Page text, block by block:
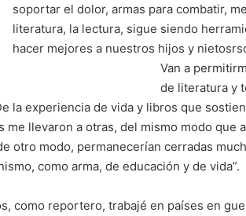
soportar el dolor, armas para combatir,
literatura, la lectura, sigue siendo
hacer mejores a nuestros hijos y
Van a
de literatura y
la experiencia de vida y libros que
me llevaron a otras, del mismo modo
otro modo, permanecerían cerradas
como arma, de educación y de vida”.
como reportero, trabajé en países en